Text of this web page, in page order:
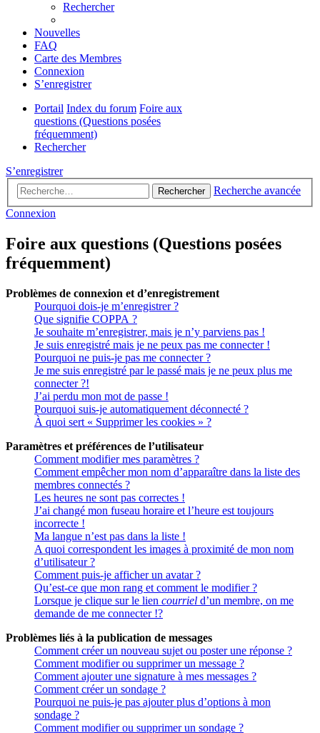
Rechercher
Nouvelles
FAQ
Carte des Membres
Connexion
S’enregistrer
Portail Index du forum Foire aux
questions (Questions posées
fréquemment)
Rechercher
S’enregistrer
Rechercher
Recherche avancée
Connexion
Foire aux questions (Questions posées
fréquemment)
Problèmes de connexion et d’enregistrement
Pourquoi dois-je m’enregistrer ?
Que signifie COPPA ?
Je souhaite m’enregistrer, mais je n’y parviens pas !
Je suis enregistré mais je ne peux pas me connecter !
Pourquoi ne puis-je pas me connecter ?
Je me suis enregistré par le passé mais je ne peux plus me
connecter ?!
J’ai perdu mon mot de passe !
Pourquoi suis-je automatiquement déconnecté ?
À quoi sert « Supprimer les cookies » ?
Paramètres et préférences de l’utilisateur
Comment modifier mes paramètres ?
Comment empêcher mon nom d’apparaître dans la liste des
membres connectés ?
Les heures ne sont pas correctes !
J’ai changé mon fuseau horaire et l’heure est toujours
incorrecte !
Ma langue n’est pas dans la liste !
A quoi correspondent les images à proximité de mon nom
d’utilisateur ?
Comment puis-je afficher un avatar ?
Qu’est-ce que mon rang et comment le modifier ?
Lorsque je clique sur le lien courriel d’un membre, on me
demande de me connecter !?
Problèmes liés à la publication de messages
Comment créer un nouveau sujet ou poster une réponse ?
Comment modifier ou supprimer un message ?
Comment ajouter une signature à mes messages ?
Comment créer un sondage ?
Pourquoi ne puis-je pas ajouter plus d’options à mon
sondage ?
Comment modifier ou supprimer un sondage ?